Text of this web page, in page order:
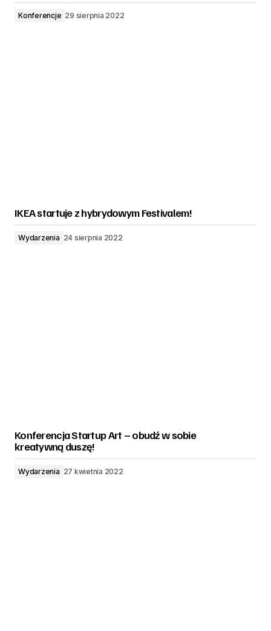
Konferencje 29 sierpnia 2022
IKEA startuje z hybrydowym Festivalem!
Wydarzenia 24 sierpnia 2022
Konferencja Startup Art – obudź w sobie
kreatywną duszę!
Wydarzenia 27 kwietnia 2022